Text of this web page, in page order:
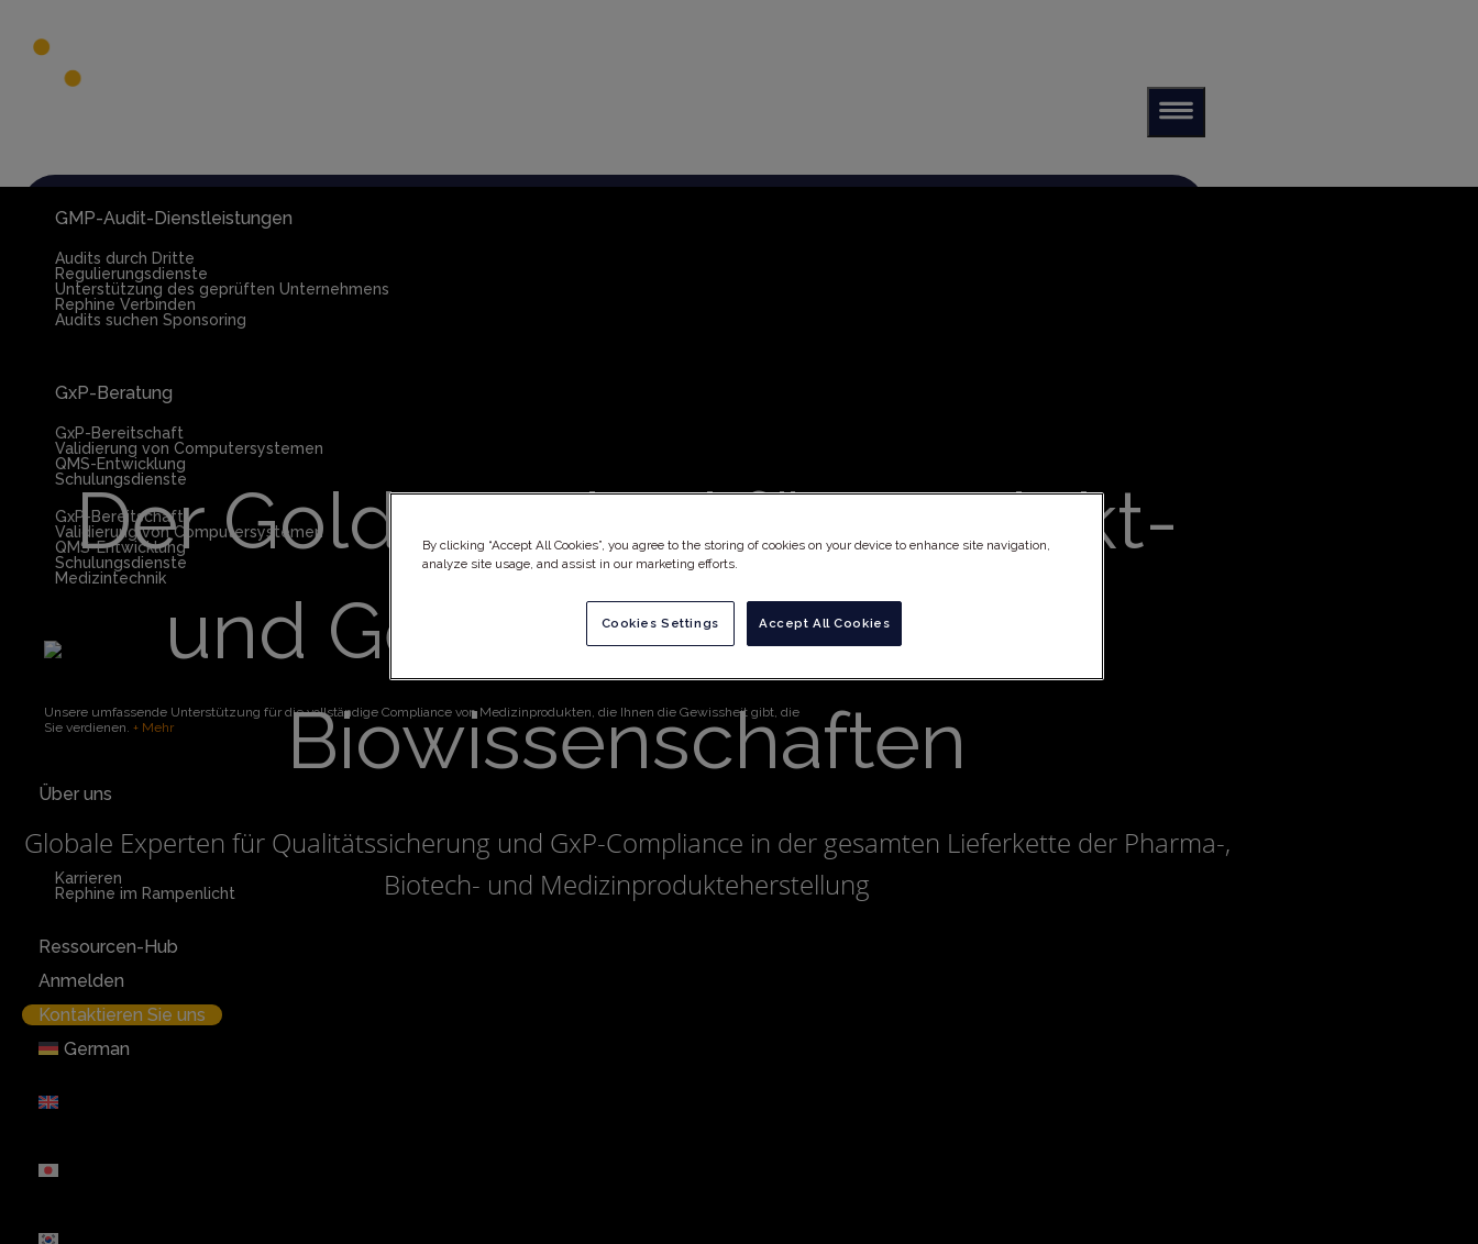
GMP-Audit-Dienstleistungen
Audits durch Dritte
Regulierungsdienste
Unterstützung des geprüften Unternehmens
Rephine Verbinden
Audits suchen Sponsoring
GxP-Beratung
GxP-Bereitschaft
Validierung von Computersystemen
QMS-Entwicklung
Schulungsdienste
GxP-Bereitschaft
Validierung von Computersystemen
QMS-Entwicklung
Schulungsdienste
Medizintechnik
Unsere umfassende Unterstützung für die vollständige Compliance von Medizinprodukten, die Ihnen die Gewissheit gibt, die
Sie verdienen. + Mehr
Über uns
Karrieren
Rephine im Rampenlicht
Ressourcen-Hub
Anmelden
Kontaktieren Sie uns
German
Der Goldstandard für Produkt-
und Gerätequalität in den
Biowissenschaften
Globale Experten für Qualitätssicherung und GxP-Compliance in der gesamten Lieferkette der Pharma-,
Biotech- und Medizinprodukteherstellung
By clicking “Accept All Cookies”, you agree to the storing of cookies on your device to enhance site navigation,
analyze site usage, and assist in our marketing efforts.
Accept All Cookies
Cookies Settings